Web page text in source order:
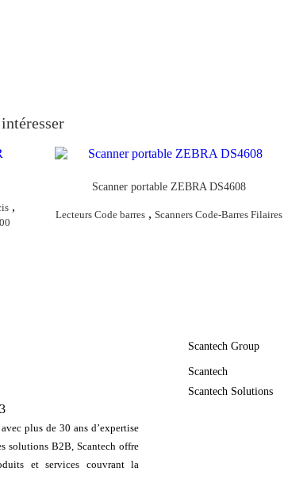
,
Scanner portable ZEBRA DS4608
Lecteurs Code barres, Scanners Code-Barres Filaires
plus de 30 ans d’expertise
solutions B2B, Scantech offre
et services couvrant la
Scantech Group
Scantech
Scantech Solutions